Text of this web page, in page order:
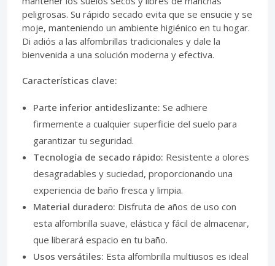
peligrosas. Su rápido secado evita que se ensucie y se
moje, manteniendo un ambiente higiénico en tu hogar.
Di adiós a las alfombrillas tradicionales y dale la
bienvenida a una solución moderna y efectiva.
Características clave:
Parte inferior antideslizante: Se adhiere
firmemente a cualquier superficie del suelo para
garantizar tu seguridad.
Tecnología de secado rápido: Resistente a olores
desagradables y suciedad, proporcionando una
experiencia de baño fresca y limpia.
Material duradero: Disfruta de años de uso con
esta alfombrilla suave, elástica y fácil de almacenar,
que liberará espacio en tu baño.
Usos versátiles: Esta alfombrilla multiusos es ideal